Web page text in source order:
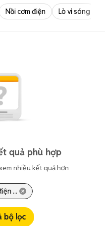
Nồi cơm điện Lò vi sóng
quả phù hợp
nhiều kết quả hơn
...
bộ lọc